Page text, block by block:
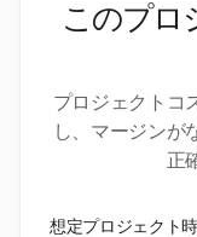
このプロ
プロジェクトコ
し、マージンが
正
想定プロジェクト